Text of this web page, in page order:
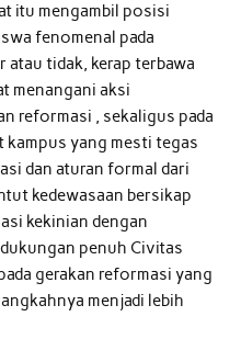
itu mengambil posisi
fenomenal pada
atau tidak, kerap terbawa
menangani aksi
reformasi , sekaligus pada
kampus yang mesti tegas
dan aturan formal dari
kedewasaan bersikap
kekinian dengan
penuh Civitas
gerakan reformasi yang
menjadi lebih